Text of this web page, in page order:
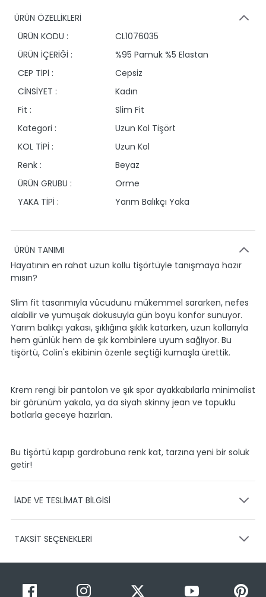
ÜRÜN ÖZELLİKLERİ
ÜRÜN KODU :
CL1076035
ÜRÜN İÇERİĞİ :
%95 Pamuk %5 Elastan
CEP TİPİ :
Cepsiz
CİNSİYET :
Kadın
Fit :
Slim Fit
Kategori :
Uzun Kol Tişört
KOL TİPİ :
Uzun Kol
Renk :
Beyaz
ÜRÜN GRUBU :
Orme
YAKA TİPİ :
Yarım Balıkçı Yaka
ÜRÜN TANIMI
Hayatının en rahat uzun kollu tişörtüyle tanışmaya hazır
mısın?
Slim fit tasarımıyla vücudunu mükemmel sararken, nefes
alabilir ve yumuşak dokusuyla gün boyu konfor sunuyor.
Yarım balıkçı yakası, şıklığına şıklık katarken, uzun kollarıyla
hem günlük hem de şık kombinlere uyum sağlıyor. Bu
tişörtü, Colin's ekibinin özenle seçtiği kumaşla ürettik.
Krem rengi bir pantolon ve şık spor ayakkabılarla minimalist
bir görünüm yakala, ya da siyah skinny jean ve topuklu
botlarla geceye hazırlan.
Bu tişörtü kapıp gardrobuna renk kat, tarzına yeni bir soluk
getir!
İADE VE TESLİMAT BİLGİSİ
Ürünlerinizin gönderimini anlaşmalı olduğumuz PTT,
1-3 iş günü içerisinde kargoya teslim edilir.
Siparişimin kargo takibini nasıl yapabilirim?
TAKSİT SEÇENEKLERİ
Taksit Sayısı Taksit Miktarı
Taksitli Tutar